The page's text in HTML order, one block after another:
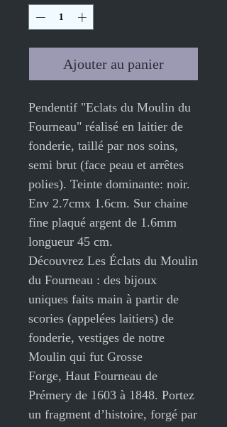
Ajouter au panier
Pendentif "Eclats du Moulin du
Fourneau" réalisé en laitier de
fonderie, taillé par nos soins,
semi brut (face peau et arrêtes
polies). Teinte dominante: noir.
Env 2.7cmx 1.6cm. Sur chaine
fine plaqué argent de 1.6mm
longueur 45 cm.
Découvrez Les Éclats du Moulin
du Fourneau : des bijoux
uniques faits main à partir de
scories (appelées laitiers) de
fonderie, vestiges de notre
Moulin qui fut Grosse
Forge, Haut Fourneau de
Prémery de 1603 à 1848. Portez
un fragment d’histoire, forgé par